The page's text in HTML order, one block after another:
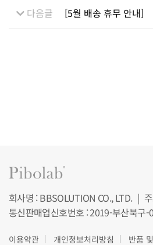
다음글 [5월 배송 휴무 안내]
회사명 : BBSOLUTION CO., LTD. |
통신판매업신호번호 : 2019-부산북구-
이용약관 개인정보처리방침 반품